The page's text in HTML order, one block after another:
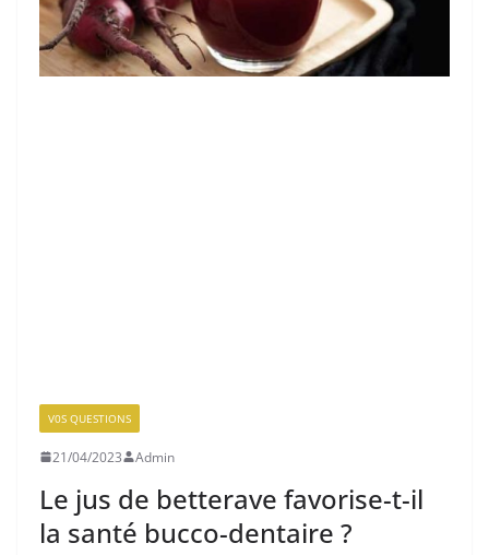
V0S QUESTIONS
21/04/2023 Admin
Le jus de betterave favorise-t-il
la santé bucco-dentaire ?